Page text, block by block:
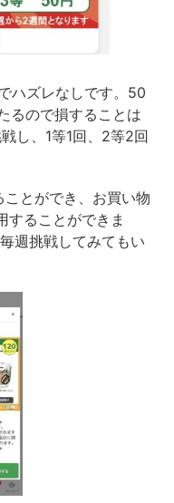
ハズレなしです。50
るので損することは
し、1等1回、2等2回
ことができ、お買い物
することができま
週挑戦してみてもい